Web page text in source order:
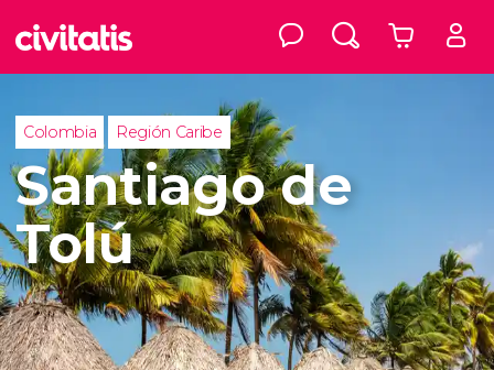
Colombia Región Caribe
Santiago de
Tolú